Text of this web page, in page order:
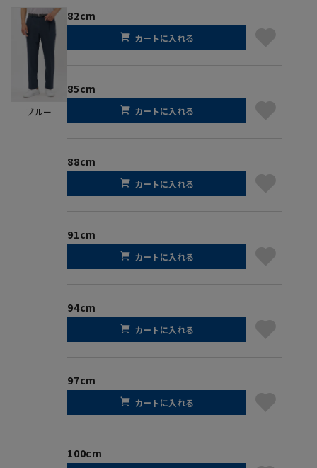
ブルー
82cm
カートに入れる
85cm
カートに入れる
88cm
カートに入れる
91cm
カートに入れる
94cm
カートに入れる
97cm
カートに入れる
100cm